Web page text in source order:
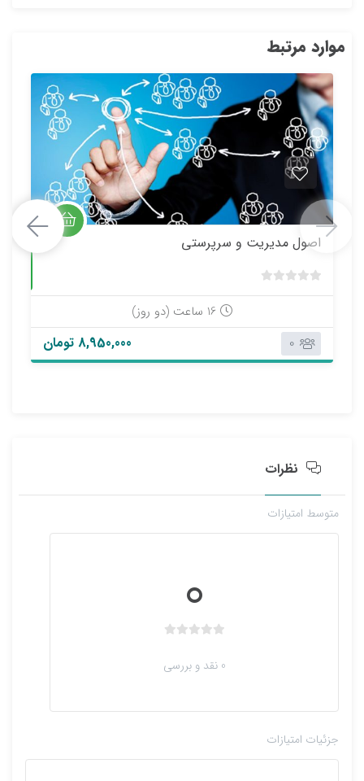
موارد مرتبط
اصول مديريت و سرپرستي
حضوری
ب
و
ا
ا
0
8,950,000 تومان
نظرات
متوسط امتیازات
0
د
ا
ی
0 نقد و بررسی
جزئیات امتیازات